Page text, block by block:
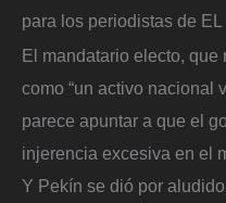
para los periodistas de EL
El mandatario electo,
como “un activo nacional
parece apuntar a que el
injerencia excesiva en el
Y Pekín se dió por